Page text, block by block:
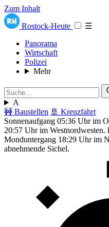
Zum Inhalt
Rostock-Heute
☰
Panorama
Wirtschaft
Polizei
Mehr
A
🚧 Baustellen 🚢 Kreuzfahrt
Sonnenaufgang 05:36 Uhr im
20:57 Uhr im Westnordwesten.
Monduntergang 18:29 Uhr im
abnehmende Sichel.